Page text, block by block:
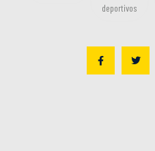
deportivos